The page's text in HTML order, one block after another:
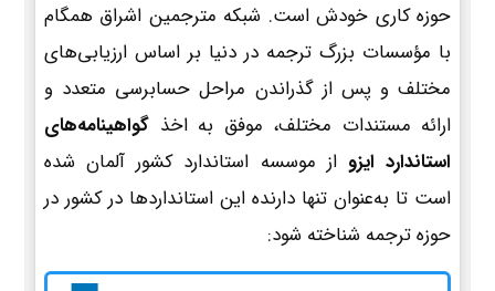
حوزه کاری خودش است. شبکه مترجمین اشراق همگام
با مؤسسات بزرگ ترجمه در دنیا بر اساس ارزیابی‌های
مختلف و پس از گذراندن مراحل حسابرسی متعدد و
ارائه مستندات مختلف، موفق به اخذ گواهینامه‌های
استاندارد ایزو از موسسه استاندارد کشور آلمان شده
است تا به‌عنوان تنها دارنده این استانداردها در کشور در
حوزه ترجمه شناخته شود: